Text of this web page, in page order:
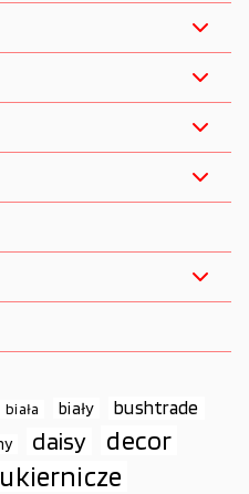
biała biały bushtrade
daisy decor